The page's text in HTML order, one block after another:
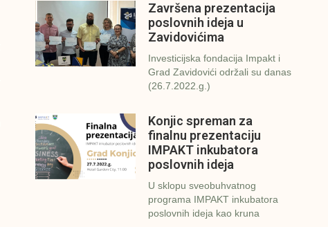
Završena prezentacija
poslovnih ideja u
Zavidovićima
Investicijska fondacija Impakt i
Grad Zavidovići održali su danas
(26.7.2022.g.)
Konjic spreman za
finalnu prezentaciju
IMPAKT inkubatora
poslovnih ideja
U sklopu sveobuhvatnog
programa IMPAKT inkubatora
poslovnih ideja kao kruna